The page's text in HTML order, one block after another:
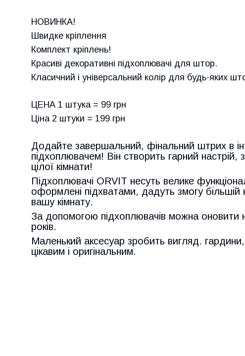
НОВИНКА!
Швидке кріплення
Комплект кріплень!
Красиві декоративні підхоплювачі для штор.
Класичний і універсальний колір для будь-яких
ЦЕНА 1 штука = 99 грн
Ціна 2 штуки = 199 грн
Додайте завершальний, фінальний штрих в
підхоплювачем! Він створить гарний настрій,
цілої кімнати!
Підхоплювачі ORVIT несуть велике
оформлені підхватами, дадуть змогу більшій
вашу кімнату.
За допомогою підхоплювачів можна оновити
років.
Маленький аксесуар зробить вигляд.
цікавим і оригінальним.